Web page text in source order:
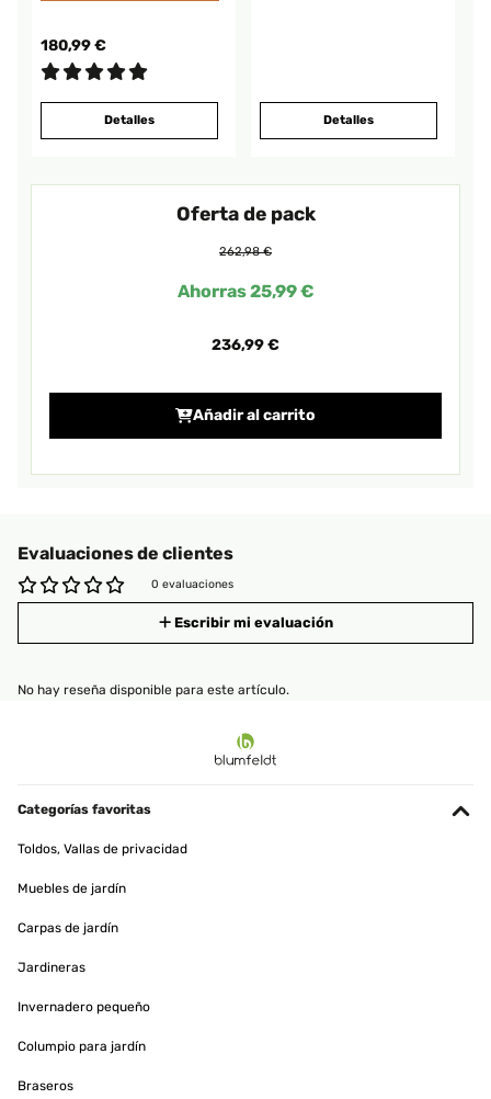
180,99 €
Detalles Detalles
Oferta de pack
262,98 €
Ahorras 25,99 €
236,99 €
Añadir al carrito
Evaluaciones de clientes
0 evaluaciones
Escribir mi evaluación
No hay reseña disponible para este artículo.
Categorías favoritas
Toldos, Vallas de privacidad
Muebles de jardín
Carpas de jardín
Jardineras
Invernadero pequeño
Columpio para jardín
Braseros